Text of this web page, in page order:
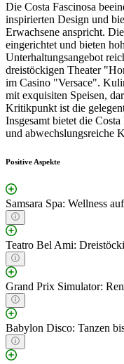
Die Costa Fascinosa
inspirierten Design und
Erwachsene anspricht.
eingerichtet und bieten
Unterhaltungsangebot
dreistöckigen Theater
im Casino "Versace".
mit exquisiten Speisen,
Kritikpunkt ist die
Insgesamt bietet die
und abwechslungsreiche
Positive Aspekte
Samsara Spa: Wellness
Teatro Bel Ami:
Grand Prix Simulator:
Babylon Disco: Tanzen